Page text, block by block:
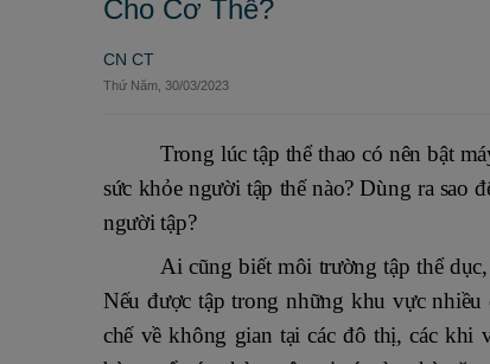
Cho Cơ Thể?
CN CT
Thứ Năm, 30/03/2023
Trong lúc tập thể thao có nên bật
sức khỏe người tập thế nào? Dùng ra sao
người tập?
Ai cũng biết môi trường tập thể
Nếu được tập trong những khu vực
chế về không gian tại các đô thị, các